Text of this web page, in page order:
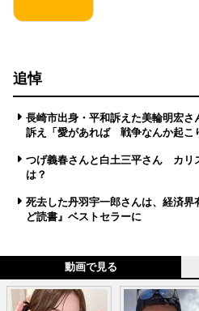
追悼
長崎市出身・平和訴えた美輪明宏
訴え「愛があれば 戦争なんか起こ
つげ義春さんと白土三平さん カリ
は？
死去した丹羽宇一郎さんは、経済
ど読書』ベストセラーに
動画で見る